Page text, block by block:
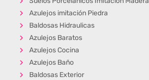
Azulejos imitación Piedra
Baldosas Hidraulicas
Azulejos Baratos
Azulejos Cocina
Azulejos Baño
Baldosas Exterior